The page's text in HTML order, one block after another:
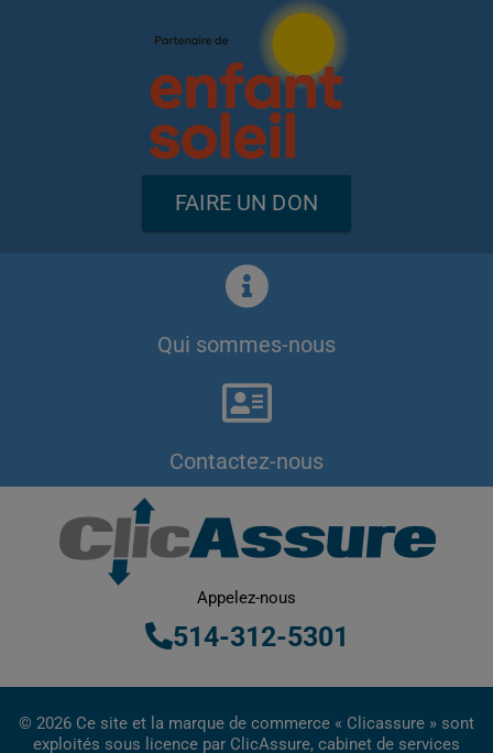
FAIRE UN DON
Qui sommes-nous
Contactez-nous
Appelez-nous
514-312-5301
© 2026 Ce site et la marque de commerce « Clicassure » sont
exploités sous licence par ClicAssure, cabinet de services